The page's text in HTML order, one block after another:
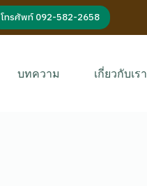
โทรศัพท์ 092-582-2658
บทความ เกี่ยวกับเรา